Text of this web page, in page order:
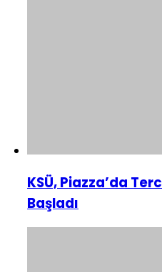
KSÜ, Piazza’da
Başladı